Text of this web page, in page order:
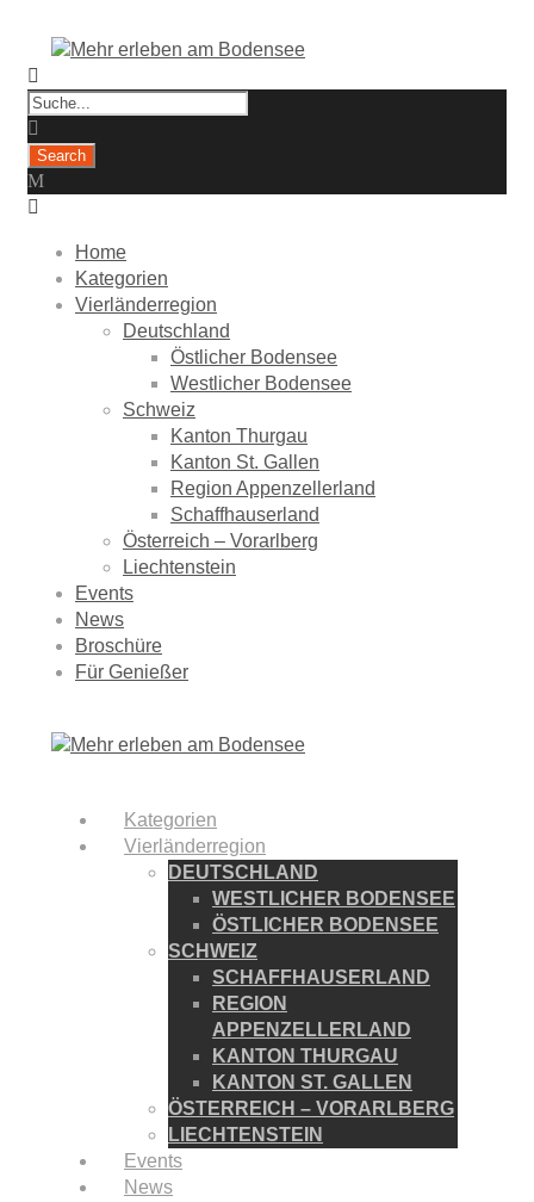
Home
Kategorien
Vierländerregion
Deutschland
Östlicher Bodensee
Westlicher Bodensee
Schweiz
Kanton Thurgau
Kanton St. Gallen
Region Appenzellerland
Schaffhauserland
Österreich – Vorarlberg
Liechtenstein
Events
News
Broschüre
Für Genießer
Kategorien
Vierländerregion
DEUTSCHLAND
WESTLICHER BODENSEE
ÖSTLICHER BODENSEE
SCHWEIZ
SCHAFFHAUSERLAND
REGION
APPENZELLERLAND
KANTON THURGAU
KANTON ST. GALLEN
ÖSTERREICH – VORARLBERG
LIECHTENSTEIN
Events
News